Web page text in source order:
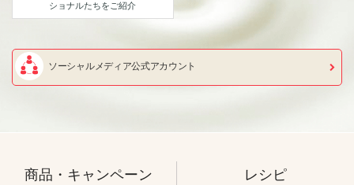
ショナルたちをご紹介
ソーシャルメディア公式アカウント
商品・キャンペーン レシピ